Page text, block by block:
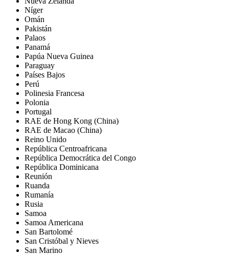
Níger
Omán
Pakistán
Palaos
Panamá
Papúa Nueva Guinea
Paraguay
Países Bajos
Perú
Polinesia Francesa
Polonia
Portugal
RAE de Hong Kong (China)
RAE de Macao (China)
Reino Unido
República Centroafricana
República Democrática del Congo
República Dominicana
Reunión
Ruanda
Rumanía
Rusia
Samoa
Samoa Americana
San Bartolomé
San Cristóbal y Nieves
San Marino